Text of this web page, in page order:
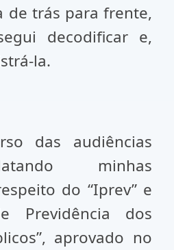
de trás para frente,
decodificar e,
la.
das audiências
minhas
do “Iprev” e
Previdência dos
aprovado no